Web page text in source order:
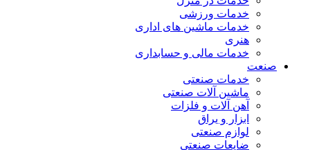
خدمات ورزشی
خدمات ماشین های اداری
هنری
خدمات مالی و حسابداری
صنعت
خدمات صنعتی
ماشین آلات صنعتی
آهن آلات و فلزات
ابزار و یراق
لوازم صنعتی
ضایعات صنعتی